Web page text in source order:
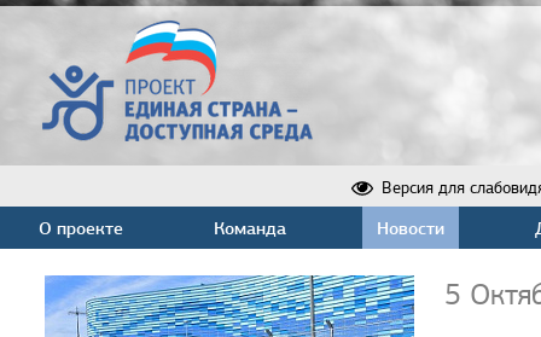
Версия для
О проекте Команда Новости
5